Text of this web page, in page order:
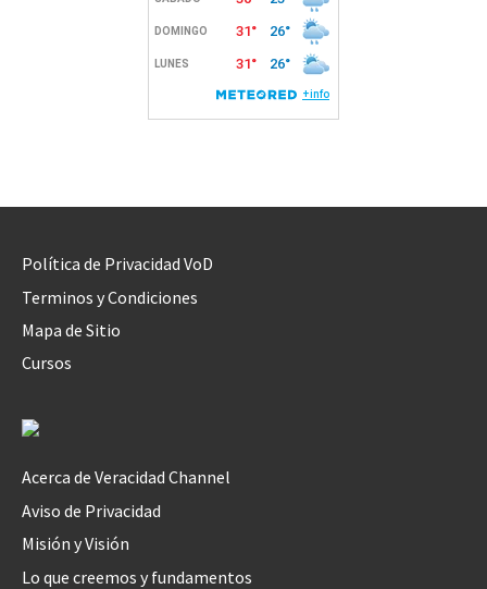
Política de Privacidad VoD
Terminos y Condiciones
Mapa de Sitio
Cursos
Acerca de Veracidad Channel
Aviso de Privacidad
Misión y Visión
Lo que creemos y fundamentos